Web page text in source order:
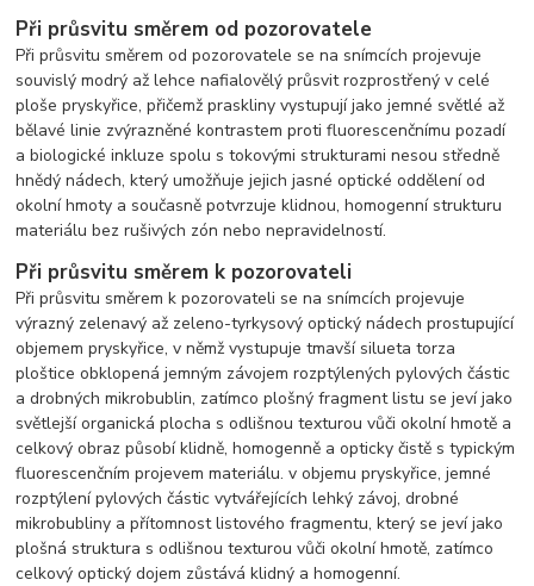
Při průsvitu směrem od pozorovatele
Při průsvitu směrem od pozorovatele se na snímcích projevuje
souvislý modrý až lehce nafialovělý průsvit rozprostřený v celé
ploše pryskyřice, přičemž praskliny vystupují jako jemné světlé až
bělavé linie zvýrazněné kontrastem proti fluorescenčnímu pozadí
a biologické inkluze spolu s tokovými strukturami nesou středně
hnědý nádech, který umožňuje jejich jasné optické oddělení od
okolní hmoty a současně potvrzuje klidnou, homogenní strukturu
materiálu bez rušivých zón nebo nepravidelností.
Při průsvitu směrem k pozorovateli
Při průsvitu směrem k pozorovateli se na snímcích projevuje
výrazný zelenavý až zeleno-tyrkysový optický nádech prostupující
objemem pryskyřice, v němž vystupuje tmavší silueta torza
ploštice obklopená jemným závojem rozptýlených pylových částic
a drobných mikrobublin, zatímco plošný fragment listu se jeví jako
světlejší organická plocha s odlišnou texturou vůči okolní hmotě a
celkový obraz působí klidně, homogenně a opticky čistě s typickým
fluorescenčním projevem materiálu. v objemu pryskyřice, jemné
rozptýlení pylových částic vytvářejících lehký závoj, drobné
mikrobubliny a přítomnost listového fragmentu, který se jeví jako
plošná struktura s odlišnou texturou vůči okolní hmotě, zatímco
celkový optický dojem zůstává klidný a homogenní.